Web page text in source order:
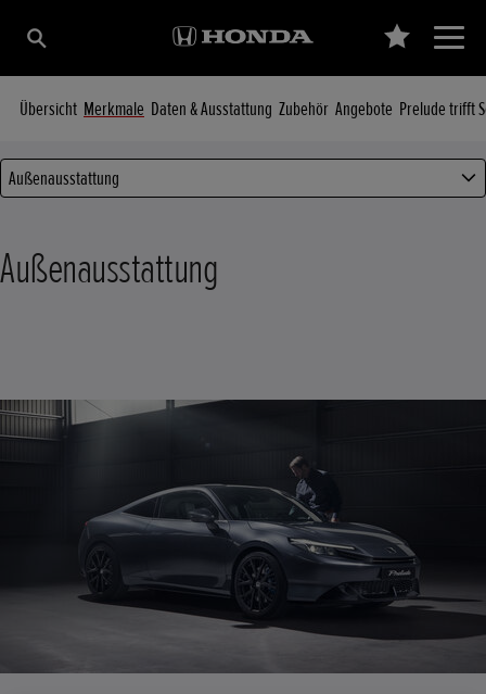
Übersicht Merkmale Daten & Ausstattung Zubehör Angebote Prelude trifft
Außenausstattung
Außenausstattung